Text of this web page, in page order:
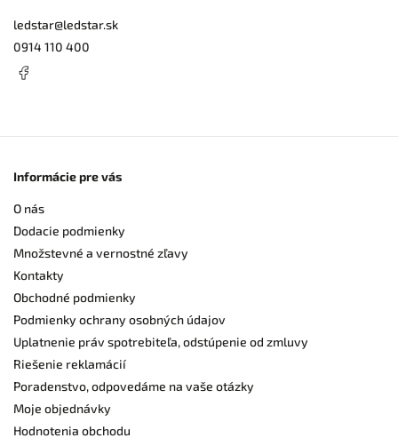
ledstar@ledstar.sk
0914 110 400
Informácie pre vás
O nás
Dodacie podmienky
Množstevné a vernostné zľavy
Kontakty
Obchodné podmienky
Podmienky ochrany osobných údajov
Uplatnenie práv spotrebiteľa, odstúpenie od zmluvy
Riešenie reklamácií
Poradenstvo, odpovedáme na vaše otázky
Moje objednávky
Hodnotenia obchodu